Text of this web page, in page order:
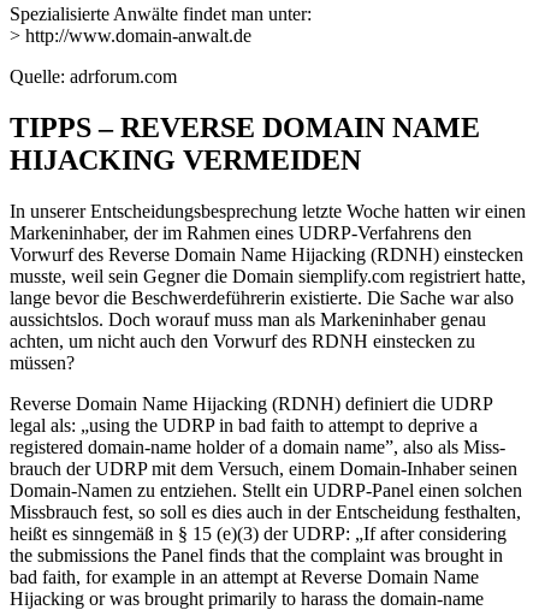
Spezialisierte Anwälte findet man unter:
> http://www.domain-anwalt.de
Quelle: adrforum.com
TIPPS – REVERSE DOMAIN NAME
HIJACKING VERMEIDEN
In unserer Entscheidungsbesprechung letzte Woche hatten wir einen
Markeninhaber, der im Rahmen eines UDRP-Verfahrens den
Vorwurf des Reverse Domain Name Hijacking (RDNH) einstecken
musste, weil sein Gegner die Domain siemplify.com registriert hatte,
lange bevor die Beschwerdeführerin existierte. Die Sache war also
aussichtslos. Doch worauf muss man als Markeninhaber genau
achten, um nicht auch den Vorwurf des RDNH einstecken zu
müssen?
Reverse Domain Name Hijacking (RDNH) definiert die UDRP
legal als: „using the UDRP in bad faith to attempt to deprive a
registered domain-name holder of a domain name”, also als Miss-
brauch der UDRP mit dem Versuch, einem Domain-Inhaber seinen
Domain-Namen zu entziehen. Stellt ein UDRP-Panel einen solchen
Missbrauch fest, so soll es dies auch in der Entscheidung festhalten,
heißt es sinngemäß in § 15 (e)(3) der UDRP: „If after considering
the submissions the Panel finds that the complaint was brought in
bad faith, for example in an attempt at Reverse Domain Name
Hijacking or was brought primarily to harass the domain-name